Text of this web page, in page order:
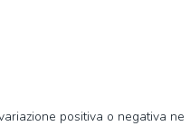
positiva o negativa ne